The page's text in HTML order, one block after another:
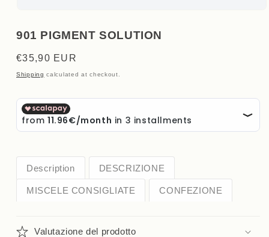
1
in
901 PIGMENT SOLUTION
Regular
price
€35,90 EUR
Shipping calculated at checkout.
Description DESCRIZIONE
MISCELE CONSIGLIATE CONFEZIONE
Valutazione del prodotto